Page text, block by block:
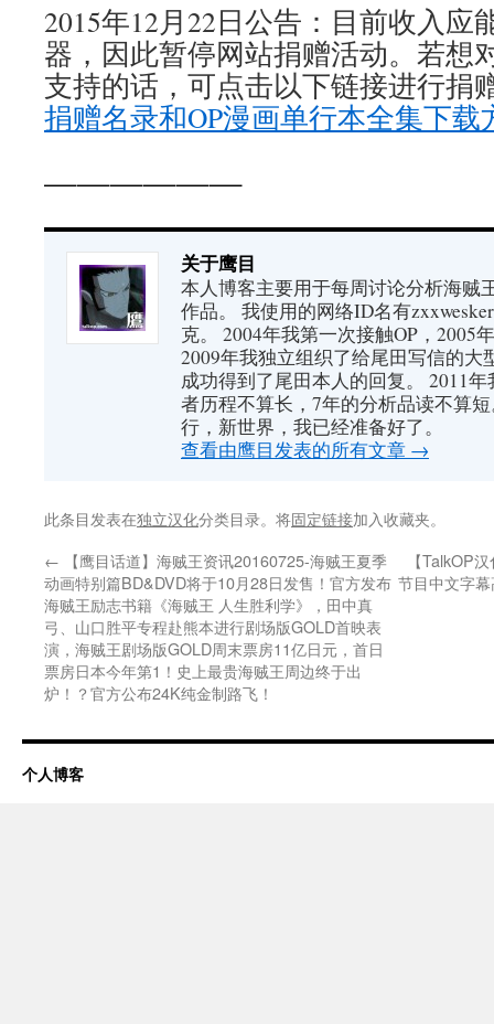
2015年12月22日公告：目前收入应
器，因此暂停网站捐赠活动。若想
支持的话，可点击以下链接进行捐
捐赠名录和OP漫画单行本全集下载
——————
关于鹰目
本人博客主要用于每周讨论分析海贼
作品。 我使用的网络ID名有
克。 2004年我第一次接触OP，2005
2009年我独立组织了给尾田写信的大
成功得到了尾田本人的回复。 2011
者历程不算长，7年的分析品读不算
行，新世界，我已经准备好了。
查看由鹰目发表的所有文章 →
此条目发表在独立汉化分类目录。将固定链接加入收藏夹。
← 【鹰目话道】海贼王资讯20160725-海贼王夏季
动画特别篇BD&DVD将于10月28日发售！官方发布
海贼王励志书籍《海贼王 人生胜利学》，田中真
弓、山口胜平专程赴熊本进行剧场版GOLD首映表
演，海贼王剧场版GOLD周末票房11亿日元，首日
票房日本今年第1！史上最贵海贼王周边终于出
炉！？官方公布24K纯金制路飞！
【TalkOP
节目中文字
个人博客